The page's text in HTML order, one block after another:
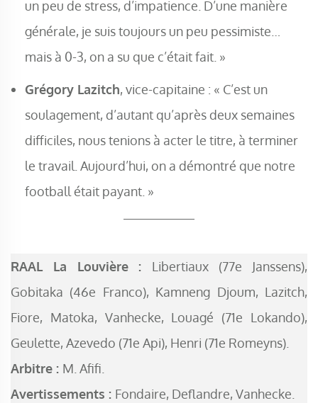
un peu de stress, d’impatience. D’une manière
générale, je suis toujours un peu pessimiste…
mais à 0-3, on a su que c’était fait. »
Grégory Lazitch, vice-capitaine : « C’est un
soulagement, d’autant qu’après deux semaines
difficiles, nous tenions à acter le titre, à terminer
le travail. Aujourd’hui, on a démontré que notre
football était payant. »
RAAL La Louvière : Libertiaux (77e Janssens),
Gobitaka (46e Franco), Kamneng Djoum, Lazitch,
Fiore, Matoka, Vanhecke, Louagé (71e Lokando),
Geulette, Azevedo (71e Api), Henri (71e Romeyns).
Arbitre : M. Afifi.
Avertissements : Fondaire, Deflandre, Vanhecke.